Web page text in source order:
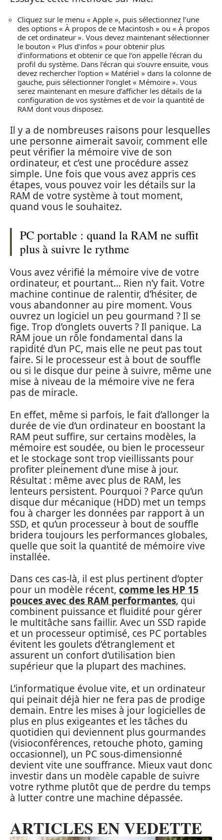
Cliquez sur le menu « Apple », puis sélectionnez l’une
des options « À propos de ce Macintosh » ou « À propos
de cet ordinateur ». Vous devez maintenant sélectionner
le bouton « Plus d’infos » pour obtenir plus
d’informations et obtenir ce que l’on appelle l’écran du
profil du système. Dans l’écran qui s’ouvre ensuite, vous
devez rechercher l’option « Matériel » dans la colonne de
gauche, puis sélectionner l’onglet « Mémoire ». Vous
serez maintenant en mesure d’afficher les détails de la
configuration de vos systèmes et de voir la quantité de
RAM dont vous disposez.
Il y a de nombreuses raisons pour lesquelles
une personne aimerait savoir, comment elle
peut vérifier la mémoire vive de son
ordinateur, et c’est une procédure assez
simple. Une fois que vous avez appris ces
étapes, vous pouvez voir les détails sur la
RAM de votre système à tout moment,
quand vous le souhaitez.
PC portable : quand la RAM ne suffit
plus à suivre le rythme
Vous avez vérifié la mémoire vive de votre
ordinateur, et pourtant… Rien n’y fait. Votre
machine continue de ralentir, d’hésiter, de
vous abandonner au pire moment. Vous
ouvrez un logiciel un peu gourmand ? Il se
fige. Trop d’onglets ouverts ? Il panique. La
RAM joue un rôle fondamental dans la
rapidité d’un PC, mais elle ne peut pas tout
faire. Si le processeur est à bout de souffle
ou si le disque dur peine à suivre, même une
mise à niveau de la mémoire vive ne fera
pas de miracle.
En effet, même si parfois, le fait d’allonger la
durée de vie d’un ordinateur en boostant la
RAM peut suffire, sur certains modèles, la
mémoire est soudée, ou bien le processeur
et le stockage sont trop vieillissants pour
profiter pleinement d’une mise à jour.
Résultat : même avec plus de RAM, les
lenteurs persistent. Pourquoi ? Parce qu’un
disque dur mécanique (HDD) met un temps
fou à charger les données par rapport à un
SSD, et qu’un processeur à bout de souffle
bridera toujours les performances globales,
quelle que soit la quantité de mémoire vive
installée.
Dans ces cas-là, il est plus pertinent d’opter
pour un modèle récent, comme les HP 15
pouces avec des RAM performantes, qui
combinent puissance et fluidité pour gérer
le multitâche sans faillir. Avec un SSD rapide
et un processeur optimisé, ces PC portables
évitent les goulets d’étranglement et
assurent un confort d’utilisation bien
supérieur que la plupart des machines.
L’informatique évolue vite, et un ordinateur
qui peinait déjà hier ne fera pas de prodige
demain. Entre les mises à jour logicielles de
plus en plus exigeantes et les tâches du
quotidien qui deviennent plus gourmandes
(visioconférences, retouche photo, gaming
occasionnel), un PC sous-dimensionné
devient vite une souffrance. Mieux vaut donc
investir dans un modèle capable de suivre
votre rythme plutôt que de perdre du temps
à lutter contre une machine dépassée.
ARTICLES EN VEDETTE